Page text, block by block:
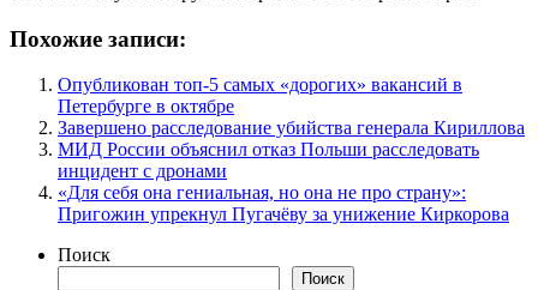
Похожие записи:
Опубликован топ-5 самых «дорогих» вакансий в
Петербурге в октябре
Завершено расследование убийства генерала Кириллова
МИД России объяснил отказ Польши расследовать
инцидент с дронами
«Для себя она гениальная, но она не про страну»:
Пригожин упрекнул Пугачёву за унижение Киркорова
Поиск
Поиск